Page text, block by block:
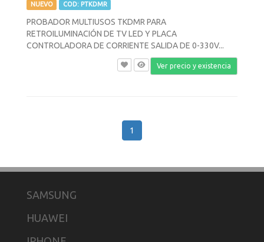
NUEVO COD: PTKDMR
PROBADOR MULTIUSOS TKDMR PARA
RETROILUMINACIÓN DE TV LED Y PLACA
CONTROLADORA DE CORRIENTE SALIDA DE 0-330V...
Ver precio y existencia
1
SAMSUNG
HUAWEI